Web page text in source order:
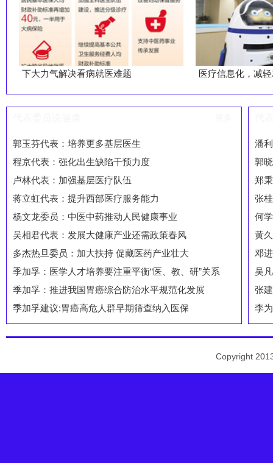
下大力气解决看病就医难题 医疗信息化，减轻
郭玉芬代表：培养更多基层医生
程京代表：强化出生缺陷干预力度
卢林代表：加强基层医疗队伍
蒋立虹代表：提升西部医疗服务能力
杨文龙委员：中医中药推动人民健康事业
吴相君代表：发展大健康产业还需政策春风
多杰热旦委员：加大扶持 促藏医药产业壮大
季加孚：医学人才培养要注重平衡“医、教、研”关系
季加孚：推进我国胃癌综合防治水平规范化发展
季加孚建议:胃癌高危人群早期筛查纳入医保
潘
郭
郑
张
何
黄
邓
吴
张
李
Copyright